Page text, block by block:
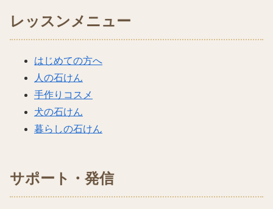
レッスンメニュー
はじめての方へ
人の石けん
手作りコスメ
犬の石けん
暮らしの石けん
サポート・発信